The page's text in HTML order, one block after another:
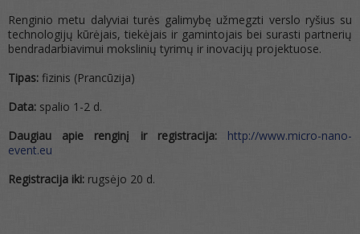
Renginio metu dalyviai turės galimybę užmegzti verslo ryšius su
technologijų kūrėjais, tiekėjais ir gamintojais bei surasti partnerių
bendradarbiavimui mokslinių tyrimų ir inovacijų projektuose.
Tipas: fizinis (Prancūzija)
Data: spalio 1-2 d.
Daugiau apie renginį ir registracija:
http://www.micro-nano-
event.eu
Registracija iki: rugsėjo 20 d.